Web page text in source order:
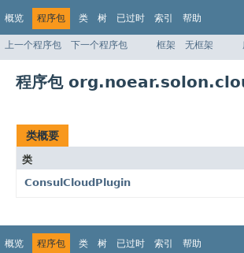
概览 程序包 类 树 已过时 索引 帮助
上一个程序包 下一个程序包 框架 无框架
程序包
类概要
类
ConsulCloudPlugin
概览 程序包 类 树 已过时 索引 帮助